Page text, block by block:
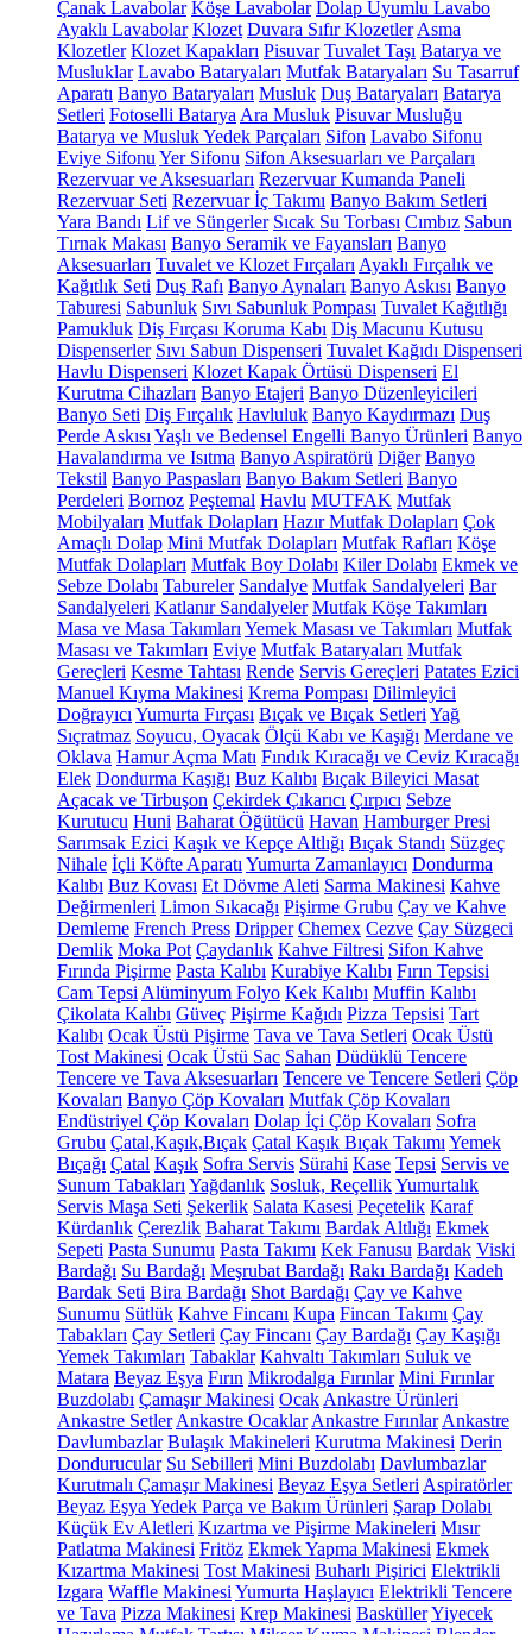
Çanak Lavabolar Köşe Lavabolar Dolap Uyumlu Lavabo
Ayaklı Lavabolar Klozet Duvara Sıfır Klozetler Asma
Klozetler Klozet Kapakları Pisuvar Tuvalet Taşı Batarya ve
Musluklar Lavabo Bataryaları Mutfak Bataryaları Su Tasarruf
Aparatı Banyo Bataryaları Musluk Duş Bataryaları Batarya
Setleri Fotoselli Batarya Ara Musluk Pisuvar Musluğu
Batarya ve Musluk Yedek Parçaları Sifon Lavabo Sifonu
Eviye Sifonu Yer Sifonu Sifon Aksesuarları ve Parçaları
Rezervuar ve Aksesuarları Rezervuar Kumanda Paneli
Rezervuar Seti Rezervuar İç Takımı Banyo Bakım Setleri
Yara Bandı Lif ve Süngerler Sıcak Su Torbası Cımbız Sabun
Tırnak Makası Banyo Seramik ve Fayansları Banyo
Aksesuarları Tuvalet ve Klozet Fırçaları Ayaklı Fırçalık ve
Kağıtlık Seti Duş Rafı Banyo Aynaları Banyo Askısı Banyo
Taburesi Sabunluk Sıvı Sabunluk Pompası Tuvalet Kağıtlığı
Pamukluk Diş Fırçası Koruma Kabı Diş Macunu Kutusu
Dispenserler Sıvı Sabun Dispenseri Tuvalet Kağıdı Dispenseri
Havlu Dispenseri Klozet Kapak Örtüsü Dispenseri El
Kurutma Cihazları Banyo Etajeri Banyo Düzenleyicileri
Banyo Seti Diş Fırçalık Havluluk Banyo Kaydırmazı Duş
Perde Askısı Yaşlı ve Bedensel Engelli Banyo Ürünleri Banyo
Havalandırma ve Isıtma Banyo Aspiratörü Diğer Banyo
Tekstil Banyo Paspasları Banyo Bakım Setleri Banyo
Perdeleri Bornoz Peştemal Havlu MUTFAK Mutfak
Mobilyaları Mutfak Dolapları Hazır Mutfak Dolapları Çok
Amaçlı Dolap Mini Mutfak Dolapları Mutfak Rafları Köşe
Mutfak Dolapları Mutfak Boy Dolabı Kiler Dolabı Ekmek ve
Sebze Dolabı Tabureler Sandalye Mutfak Sandalyeleri Bar
Sandalyeleri Katlanır Sandalyeler Mutfak Köşe Takımları
Masa ve Masa Takımları Yemek Masası ve Takımları Mutfak
Masası ve Takımları Eviye Mutfak Bataryaları Mutfak
Gereçleri Kesme Tahtası Rende Servis Gereçleri Patates Ezici
Manuel Kıyma Makinesi Krema Pompası Dilimleyici
Doğrayıcı Yumurta Fırçası Bıçak ve Bıçak Setleri Yağ
Sıçratmaz Soyucu, Oyacak Ölçü Kabı ve Kaşığı Merdane ve
Oklava Hamur Açma Matı Fındık Kıracağı ve Ceviz Kıracağı
Elek Dondurma Kaşığı Buz Kalıbı Bıçak Bileyici Masat
Açacak ve Tirbuşon Çekirdek Çıkarıcı Çırpıcı Sebze
Kurutucu Huni Baharat Öğütücü Havan Hamburger Presi
Sarımsak Ezici Kaşık ve Kepçe Altlığı Bıçak Standı Süzgeç
Nihale İçli Köfte Aparatı Yumurta Zamanlayıcı Dondurma
Kalıbı Buz Kovası Et Dövme Aleti Sarma Makinesi Kahve
Değirmenleri Limon Sıkacağı Pişirme Grubu Çay ve Kahve
Demleme French Press Dripper Chemex Cezve Çay Süzgeci
Demlik Moka Pot Çaydanlık Kahve Filtresi Sifon Kahve
Fırında Pişirme Pasta Kalıbı Kurabiye Kalıbı Fırın Tepsisi
Cam Tepsi Alüminyum Folyo Kek Kalıbı Muffin Kalıbı
Çikolata Kalıbı Güveç Pişirme Kağıdı Pizza Tepsisi Tart
Kalıbı Ocak Üstü Pişirme Tava ve Tava Setleri Ocak Üstü
Tost Makinesi Ocak Üstü Sac Sahan Düdüklü Tencere
Tencere ve Tava Aksesuarları Tencere ve Tencere Setleri Çöp
Kovaları Banyo Çöp Kovaları Mutfak Çöp Kovaları
Endüstriyel Çöp Kovaları Dolap İçi Çöp Kovaları Sofra
Grubu Çatal,Kaşık,Bıçak Çatal Kaşık Bıçak Takımı Yemek
Bıçağı Çatal Kaşık Sofra Servis Sürahi Kase Tepsi Servis ve
Sunum Tabakları Yağdanlık Sosluk, ReçellikYumurtalık
Servis Maşa Seti Şekerlik Salata Kasesi Peçetelik Karaf
Kürdanlık Çerezlik Baharat Takımı Bardak Altlığı Ekmek
Sepeti Pasta Sunumu Pasta Takımı Kek Fanusu Bardak Viski
Bardağı Su Bardağı Meşrubat Bardağı Rakı Bardağı Kadeh
Bardak Seti Bira Bardağı Shot Bardağı Çay ve Kahve
Sunumu Sütlük Kahve Fincanı Kupa Fincan Takımı Çay
Tabakları Çay Setleri Çay Fincanı Çay Bardağı Çay Kaşığı
Yemek Takımları Tabaklar Kahvaltı Takımları Suluk ve
Matara Beyaz Eşya Fırın Mikrodalga Fırınlar Mini Fırınlar
Buzdolabı Çamaşır Makinesi Ocak Ankastre Ürünleri
Ankastre Setler Ankastre Ocaklar Ankastre Fırınlar Ankastre
Davlumbazlar Bulaşık Makineleri Kurutma Makinesi Derin
Dondurucular Su Sebilleri Mini Buzdolabı Davlumbazlar
Kurutmalı Çamaşır Makinesi Beyaz Eşya Setleri Aspiratörler
Beyaz Eşya Yedek Parça ve Bakım Ürünleri Şarap Dolabı
Küçük Ev Aletleri Kızartma ve Pişirme Makineleri Mısır
Patlatma Makinesi Fritöz Ekmek Yapma Makinesi Ekmek
Kızartma Makinesi Tost Makinesi Buharlı Pişirici Elektrikli
Izgara Waffle Makinesi Yumurta Haşlayıcı Elektrikli Tencere
ve Tava Pizza Makinesi Krep Makinesi BasküllerYiyecek